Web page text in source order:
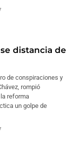
distancia de
de conspiraciones y
rompió
reforma
un golpe de